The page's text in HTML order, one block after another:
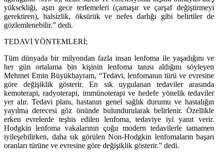
yüksekliği, aşırı gece terlemeleri (çamaşır ve çarşaf değiştirmeyi
gerektiren), halsizlik, öksürük ve nefes darlığı gibi belirtiler de
gözlemlenebilir.” dedi.
TEDAVİ YÖNTEMLERİ;
Tüm dünyada bir milyondan fazla insan lenfoma ile yaşadığını ve
her gün ortalama bin kişinin lenfoma tanısı aldığını söyleyen
Mehmet Emin Büyükbayram, “Tedavi, lenfomanın türü ve evresine
göre değişiklik gösterir. En sık uygulanan tedaviler arasında
kemoterapi, radyoterapi, immünoterapi ve hedefe yönelik tedaviler
yer alır. Tedavi planı, hastanın genel sağlık durumu ve hastalığın
yayılma derecesi göz önünde bulundurularak belirlenir. Özellikle
erken evrelerde teşhis edilen lenfoma, tedaviye iyi yanıt verir.
Hodgkin lenfoma vakalarının çoğu modern tedavilerle tamamen
iyileşebilirken, daha sık görülen Non-Hodgkin lenfomaların başarı
oranları türüne ve evresine göre değişiklik gösterir.” dedi.